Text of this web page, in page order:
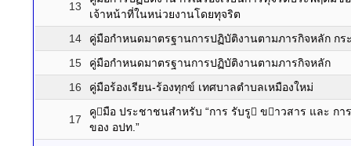
13
เจ้าหน้าที่ในหน่วยงานโดยทุจริต
14
คู่มือกำหนดมาตรฐานการปฏิบัติงานตามภารกิจหลัก ก
15
คู่มือกำหนดมาตรฐานการปฏิบัติงานตามภารกิจหลัก
16
คู่มือร้องเรียน-ร้องทุกข์ เทศบาลตำบลเหมืองใหม่
17
คูมือ ประชาชนสำหรับ “การ รับรู ขาวสาร และ กา
ของ อปท.”